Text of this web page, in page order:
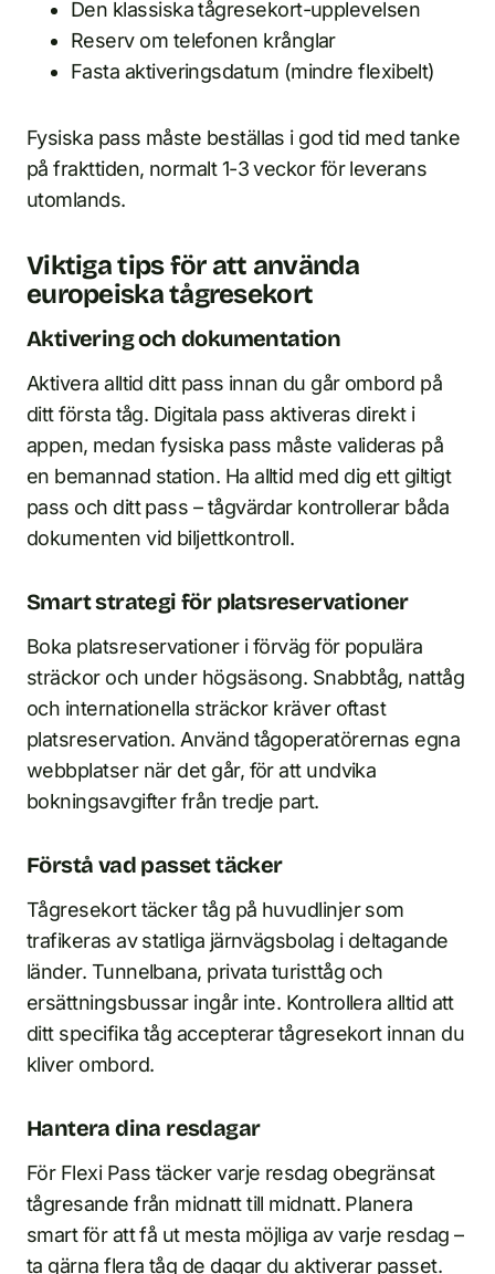
Den klassiska tågresekort-upplevelsen
Reserv om telefonen krånglar
Fasta aktiveringsdatum (mindre flexibelt)
Fysiska pass måste beställas i god tid med tanke
på frakttiden, normalt 1-3 veckor för leverans
utomlands.
Viktiga tips för att använda
europeiska tågresekort
Aktivering och dokumentation
Aktivera alltid ditt pass innan du går ombord på
ditt första tåg. Digitala pass aktiveras direkt i
appen, medan fysiska pass måste valideras på
en bemannad station. Ha alltid med dig ett giltigt
pass och ditt pass – tågvärdar kontrollerar båda
dokumenten vid biljettkontroll.
Smart strategi för platsreservationer
Boka platsreservationer i förväg för populära
sträckor och under högsäsong. Snabbtåg, nattåg
och internationella sträckor kräver oftast
platsreservation. Använd tågoperatörernas egna
webbplatser när det går, för att undvika
bokningsavgifter från tredje part.
Förstå vad passet täcker
Tågresekort täcker tåg på huvudlinjer som
trafikeras av statliga järnvägsbolag i deltagande
länder. Tunnelbana, privata turisttåg och
ersättningsbussar ingår inte. Kontrollera alltid att
ditt specifika tåg accepterar tågresekort innan du
kliver ombord.
Hantera dina resdagar
För Flexi Pass täcker varje resdag obegränsat
tågresande från midnatt till midnatt. Planera
smart för att få ut mesta möjliga av varje resdag –
ta gärna flera tåg de dagar du aktiverar passet.